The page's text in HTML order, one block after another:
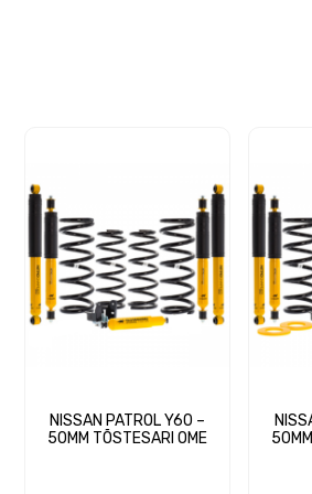
NISSAN PATROL Y60 –
50MM TÕSTESARI OME